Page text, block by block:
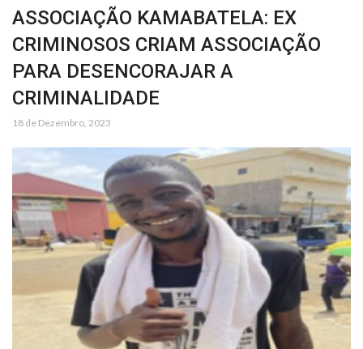
ASSOCIAÇÃO KAMABATELA: EX
CRIMINOSOS CRIAM ASSOCIAÇÃO
PARA DESENCORAJAR A
CRIMINALIDADE
18 de Dezembro, 2023